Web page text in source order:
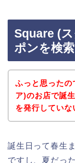
Square (
ポンを検
ふっと思った
ア)のお店で誕
を発行していな
誕生日って春生
ですし、夏だっ